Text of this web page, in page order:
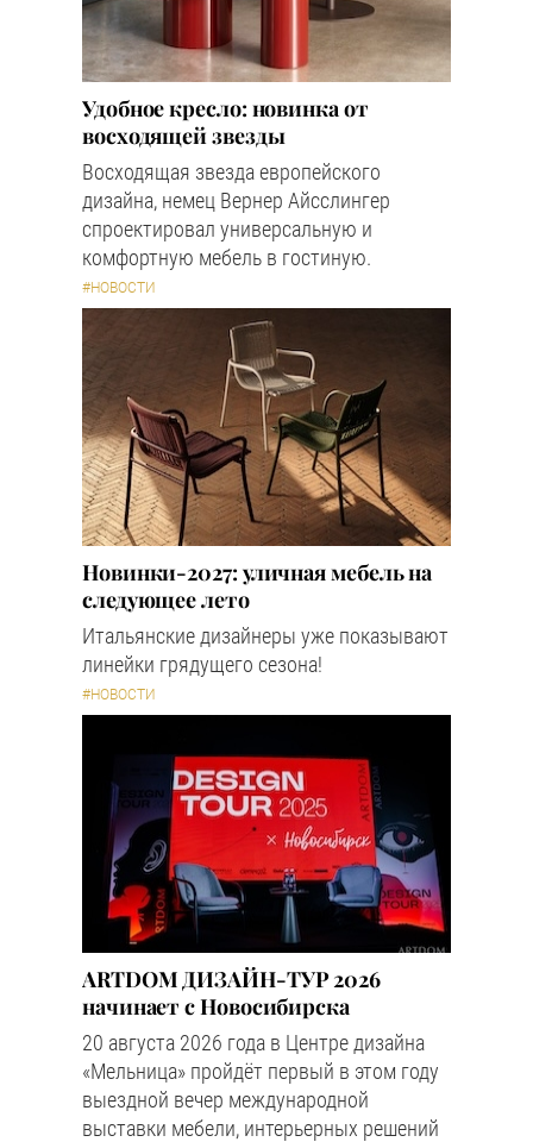
Удобное кресло: новинка от
восходящей звезды
Восходящая звезда европейского
дизайна, немец Вернер Айсслингер
спроектировал универсальную и
комфортную мебель в гостиную.
#НОВОСТИ
Новинки-2027: уличная мебель на
следующее лето
Итальянские дизайнеры уже показывают
линейки грядущего сезона!
#НОВОСТИ
ARTDOM ДИЗАЙН-ТУР 2026
начинает с Новосибирска
20 августа 2026 года в Центре дизайна
«Мельница» пройдёт первый в этом году
выездной вечер международной
выставки мебели, интерьерных решений